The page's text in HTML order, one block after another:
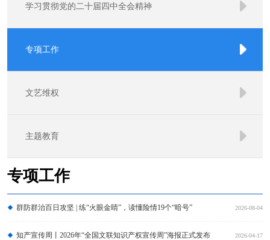
学习贯彻党的二十届四中全会精神
专项工作
文艺维权
主题教育
专项工作
群防群治百日攻坚 | 练“火眼金睛”，读懂险情19个“暗号” 2026-08-04
知产宣传周丨2026年“全国文联知识产权宣传周”海报正式发布 2026-04-17